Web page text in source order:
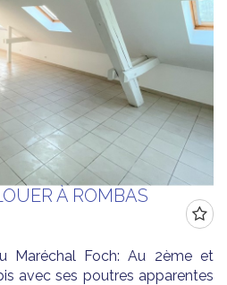
À ROMBAS
Maréchal Foch: Au 2ème et
avec ses poutres apparentes